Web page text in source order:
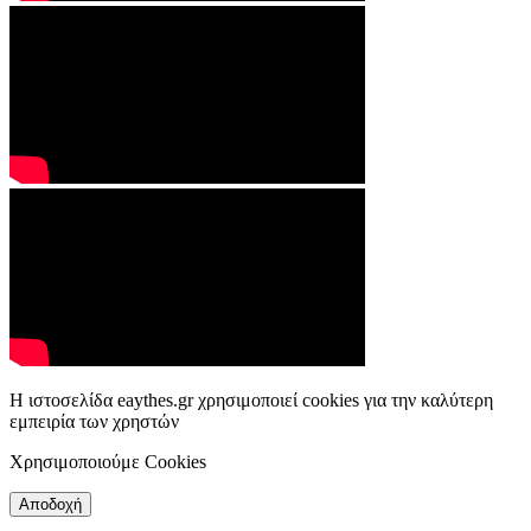
Η ιστοσελίδα eaythes.gr χρησιμοποιεί cookies για την καλύτερη
εμπειρία των χρηστών
Χρησιμοποιούμε Cookies
Αποδοχή